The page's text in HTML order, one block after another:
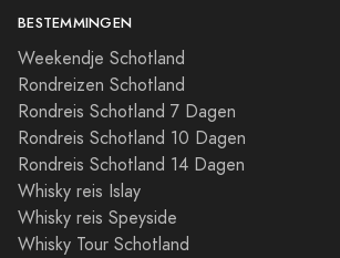
BESTEMMINGEN
Weekendje Schotland
Rondreizen Schotland
Rondreis Schotland 7 Dagen
Rondreis Schotland 10 Dagen
Rondreis Schotland 14 Dagen
Whisky reis Islay
Whisky reis Speyside
Whisky Tour Schotland